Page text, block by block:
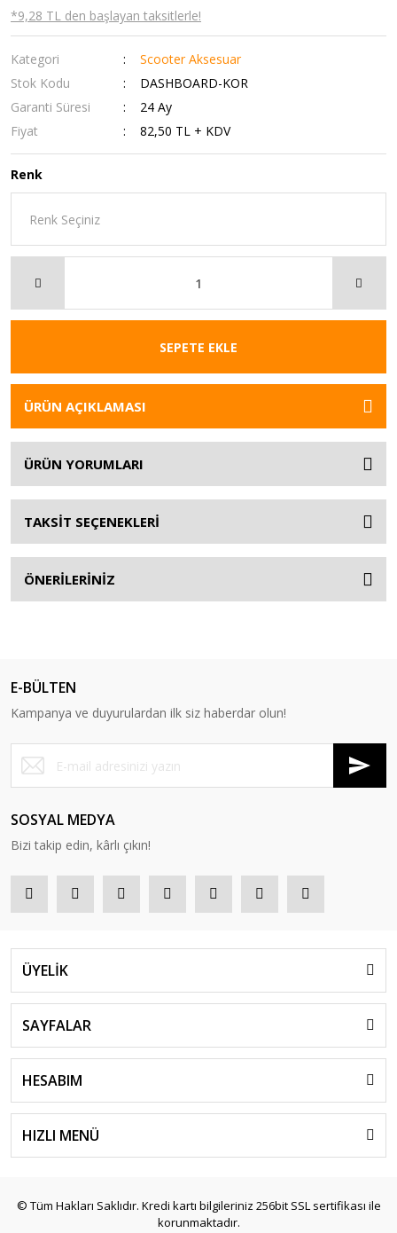
*9,28 TL den başlayan taksitlerle!
Kategori
Scooter Aksesuar
Stok Kodu
DASHBOARD-KOR
Garanti Süresi
24 Ay
Fiyat
82,50 TL + KDV
Renk
SEPETE EKLE
ÜRÜN AÇIKLAMASI
ÜRÜN YORUMLARI
TAKSİT SEÇENEKLERİ
ÖNERİLERİNİZ
E-BÜLTEN
Kampanya ve duyurulardan ilk siz haberdar olun!
SOSYAL MEDYA
Bizi takip edin, kârlı çıkın!
ÜYELİK
SAYFALAR
HESABIM
HIZLI MENÜ
© Tüm Hakları Saklıdır. Kredi kartı bilgileriniz 256bit SSL sertifikası ile
korunmaktadır.